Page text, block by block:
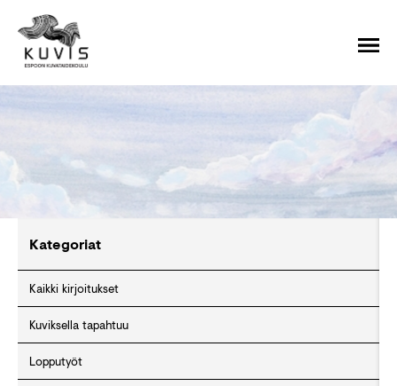
Kategoriat
Kaikki kirjoitukset
Kuviksella tapahtuu
Lopputyöt